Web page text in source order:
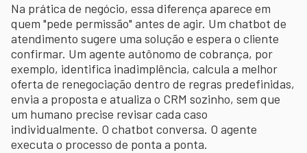
Na prática de negócio, essa diferença aparece em
quem "pede permissão" antes de agir. Um chatbot de
atendimento sugere uma solução e espera o cliente
confirmar. Um agente autônomo de cobrança, por
exemplo, identifica inadimplência, calcula a melhor
oferta de renegociação dentro de regras predefinidas,
envia a proposta e atualiza o CRM sozinho, sem que
um humano precise revisar cada caso
individualmente. O chatbot conversa. O agente
executa o processo de ponta a ponta.